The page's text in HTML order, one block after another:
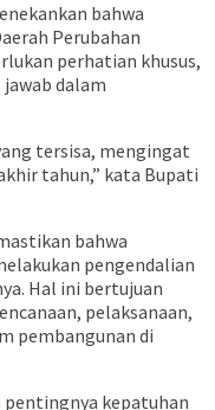
bahwa
Perubahan
perhatian khusus,
dalam
tersisa, mengingat
tahun,” kata Bupati
bahwa
pengendalian
Hal ini bertujuan
pelaksanaan,
pembangunan di
pentingnya kepatuhan